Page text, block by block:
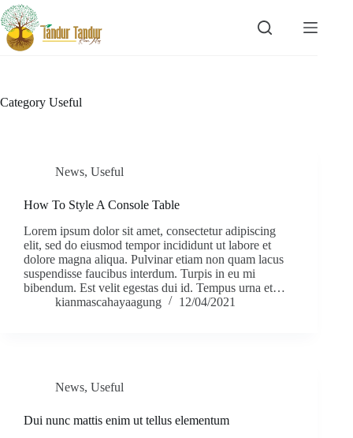
Skip
to
content
Category Useful
News, Useful
How To Style A Console Table
Lorem ipsum dolor sit amet, consectetur adipiscing
elit, sed do eiusmod tempor incididunt ut labore et
dolore magna aliqua. Pulvinar etiam non quam lacus
suspendisse faucibus interdum. Turpis in eu mi
bibendum. Est velit egestas dui id. Tempus urna et…
kianmascahayaagung
12/04/2021
News, Useful
Dui nunc mattis enim ut tellus elementum